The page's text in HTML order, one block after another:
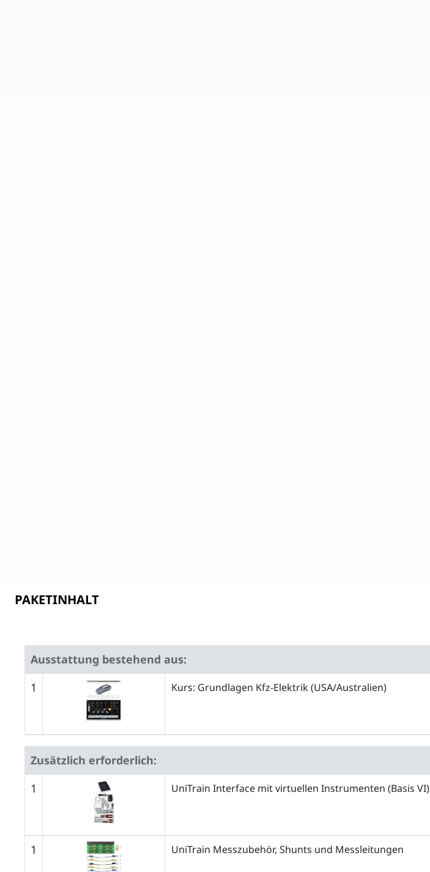
PAKETINHALT
Ausstattung bestehend aus:
1
Kurs: Grundlagen Kfz-Elektrik (USA/Australien)
Zusätzlich erforderlich:
1
UniTrain Interface mit virtuellen Instrumenten (Basis VI)
1 UniTrain Messzubehör, Shunts und Messleitungen